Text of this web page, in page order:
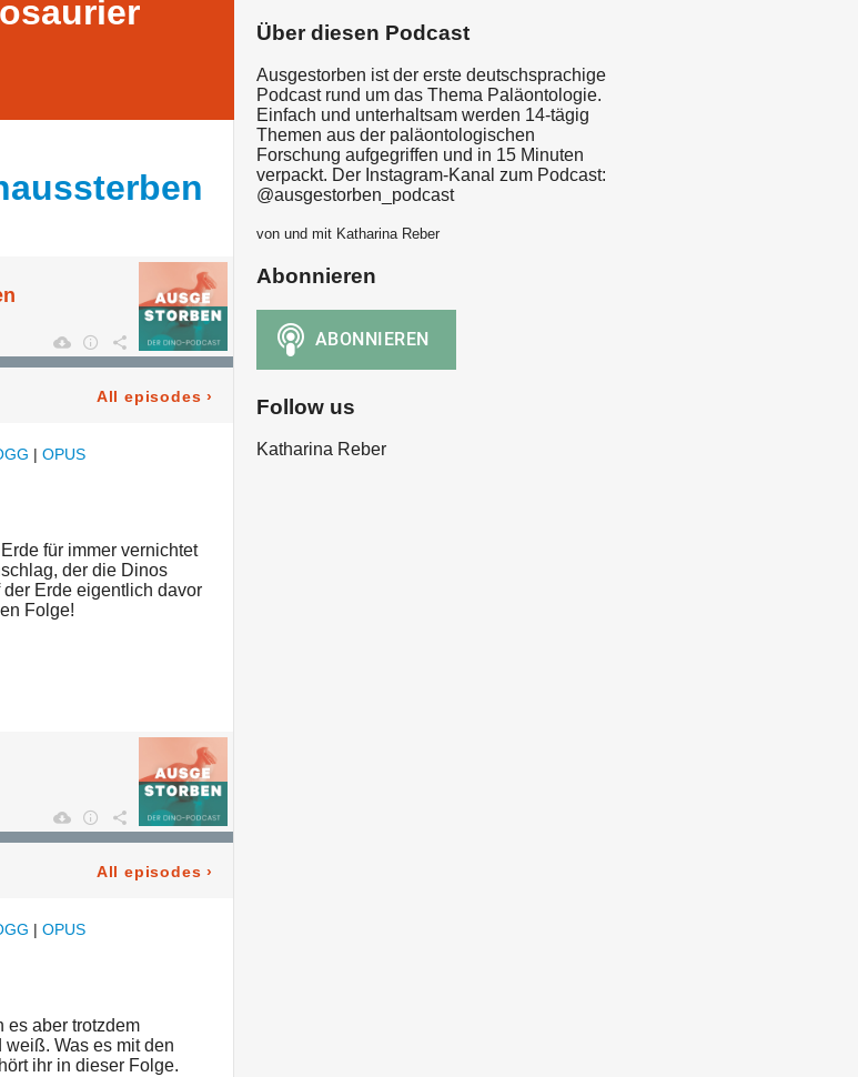
All episodes ›
| OPUS
für immer vernichtet
der die Dinos
Erde eigentlich davor
Folge!
All episodes ›
| OPUS
es aber trotzdem
Was es mit den
ihr in dieser Folge.
Über diesen Podcast
Ausgestorben ist der erste deutschsprachige
Podcast rund um das Thema Paläontologie.
Einfach und unterhaltsam werden 14-tägig
Themen aus der paläontologischen
Forschung aufgegriffen und in 15 Minuten
verpackt. Der Instagram-Kanal zum Podcast:
@ausgestorben_podcast
von und mit Katharina Reber
Abonnieren
Follow us
Katharina Reber